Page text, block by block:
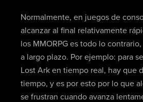
Normalmente, en juegos de
alcanzar al final relativamente
los MMORPG es todo lo
a largo plazo. Por ejemplo: para
Lost Ark en tiempo real, hay que
tiempo, y es por esto por lo que
se frustran cuando avanza